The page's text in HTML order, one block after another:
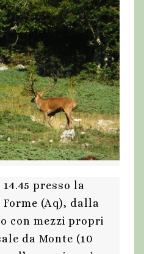
presso la
(Aq), dalla
con mezzi propri
da Monte (10